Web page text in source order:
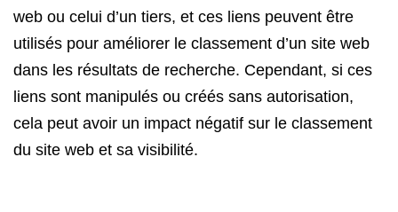
web ou celui d’un tiers, et ces liens peuvent être
utilisés pour améliorer le classement d’un site web
dans les résultats de recherche. Cependant, si ces
liens sont manipulés ou créés sans autorisation,
cela peut avoir un impact négatif sur le classement
du site web et sa visibilité.